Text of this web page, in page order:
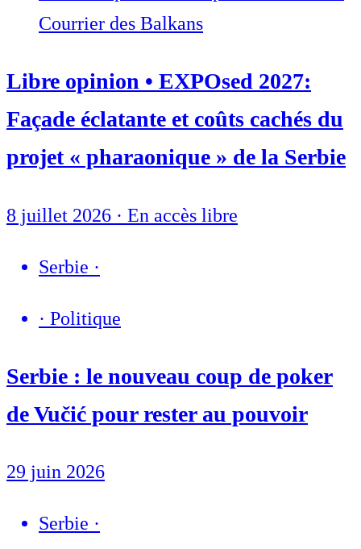
Courrier des Balkans
Libre opinion • EXPOsed 2027:
Façade éclatante et coûts cachés du
projet « pharaonique » de la Serbie
8 juillet 2026 · En accès libre
Serbie ·
· Politique
Serbie : le nouveau coup de poker
de Vučić pour rester au pouvoir
29 juin 2026
Serbie ·